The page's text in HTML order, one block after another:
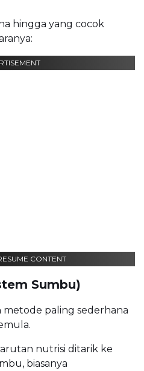
hingga yang cocok
CONTENT
Sumbu)
paling sederhana
nutrisi ditarik ke
biasanya